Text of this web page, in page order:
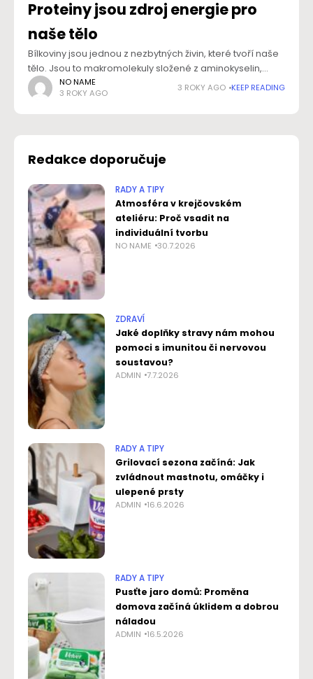
Proteiny jsou zdroj energie pro
naše tělo
Bílkoviny jsou jednou z nezbytných živin, které tvoří naše
tělo. Jsou to makromolekuly složené z aminokyselin,
které plní mnoho klíčových funkcí v lidském organismu.
Je proto důležité jich mít ve
NO NAME
3 ROKY AGO
3 ROKY AGO KEEP READING
Redakce doporučuje
RADY A TIPY
Atmosféra v krejčovském
ateliéru: Proč vsadit na
individuální tvorbu
NO NAME 30.7.2026
ZDRAVÍ
Jaké doplňky stravy nám mohou
pomoci s imunitou či nervovou
soustavou?
ADMIN 7.7.2026
RADY A TIPY
Grilovací sezona začíná: Jak
zvládnout mastnotu, omáčky i
ulepené prsty
ADMIN 16.6.2026
RADY A TIPY
Pusťte jaro domů: Proměna
domova začíná úklidem a dobrou
náladou
ADMIN 16.5.2026